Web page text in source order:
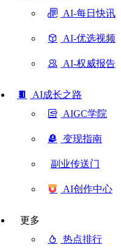
AI-每日快讯
AI-优选视频
AI-权威报告
AI成长之路
AIGC学院
变现指南
副业传送门
AI创作中心
更多
热点排行